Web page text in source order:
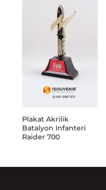
Plakat Akrilik
Batalyon Infanteri
Raider 700